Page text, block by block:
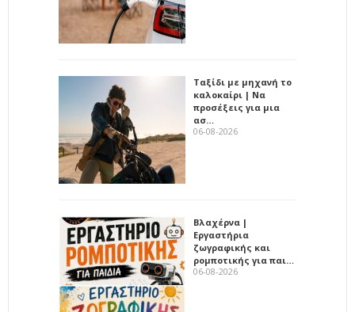
Ταξίδι με μηχανή το
καλοκαίρι | Να
προσέξεις για μια
ασ…
06-08-2026
Βλαχέρνα |
Εργαστήρια
ζωγραφικής και
ρομποτικής για παι…
06-08-2026